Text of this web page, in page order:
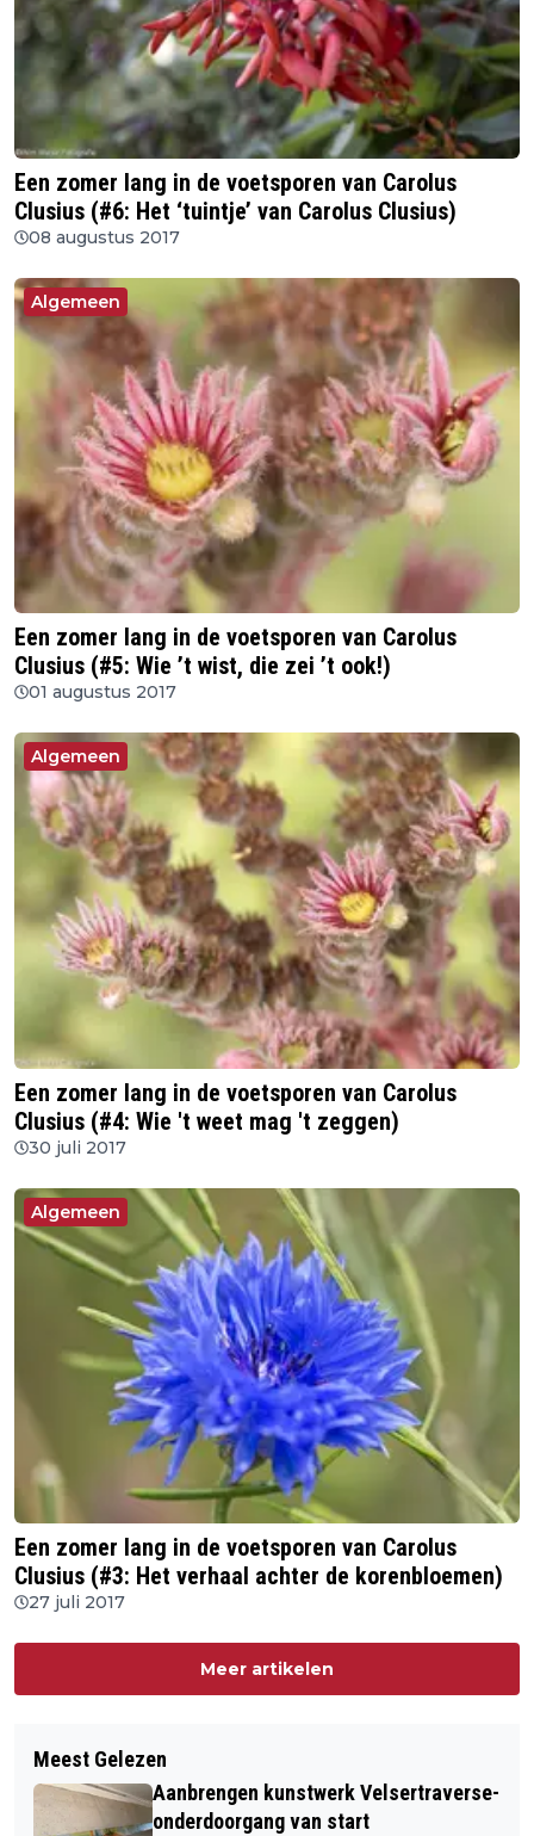
Een zomer lang in de voetsporen van Carolus
Clusius (#6: Het ‘tuintje’ van Carolus Clusius)
08 augustus 2017
Algemeen
Een zomer lang in de voetsporen van Carolus
Clusius (#5: Wie ’t wist, die zei ’t ook!)
01 augustus 2017
Algemeen
Een zomer lang in de voetsporen van Carolus
Clusius (#4: Wie 't weet mag 't zeggen)
30 juli 2017
Algemeen
Een zomer lang in de voetsporen van Carolus
Clusius (#3: Het verhaal achter de korenbloemen)
27 juli 2017
Meer artikelen
Meest Gelezen
Aanbrengen kunstwerk Velsertraverse-
onderdoorgang van start